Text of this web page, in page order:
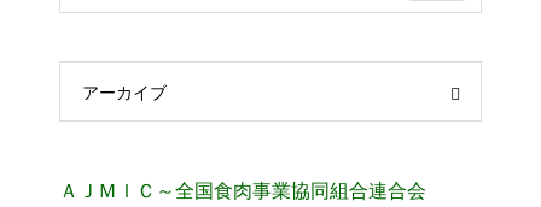
アーカイブ
ＡＪＭＩＣ～全国食肉事業協同組合連合会